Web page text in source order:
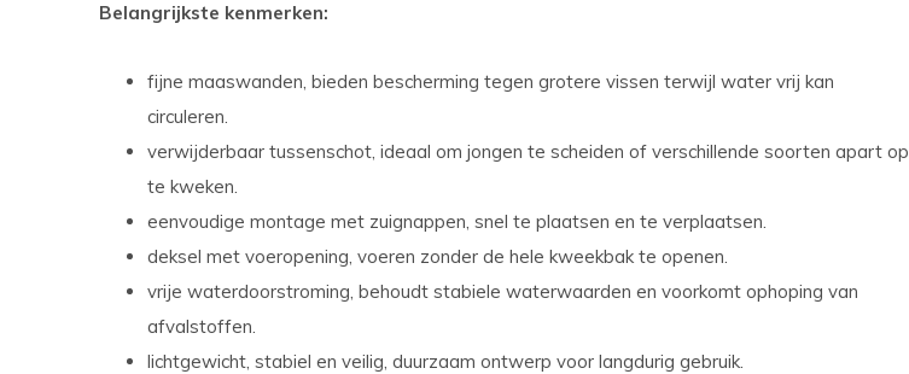
Belangrijkste kenmerken:
fijne maaswanden, bieden bescherming tegen grotere vissen terwijl water vrij kan
circuleren.
verwijderbaar tussenschot, ideaal om jongen te scheiden of verschillende soorten apart op
te kweken.
eenvoudige montage met zuignappen, snel te plaatsen en te verplaatsen.
deksel met voeropening, voeren zonder de hele kweekbak te openen.
vrije waterdoorstroming, behoudt stabiele waterwaarden en voorkomt ophoping van
afvalstoffen.
lichtgewicht, stabiel en veilig, duurzaam ontwerp voor langdurig gebruik.